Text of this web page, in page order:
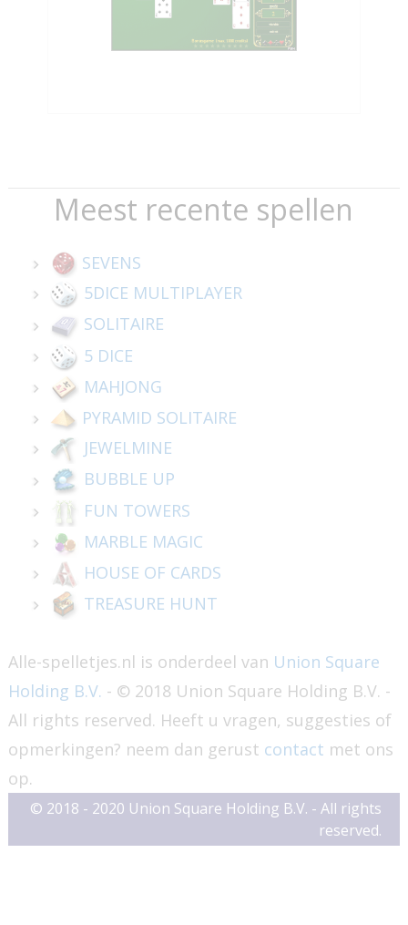
Meest recente spellen
SEVENS
5DICE MULTIPLAYER
SOLITAIRE
5 DICE
MAHJONG
PYRAMID SOLITAIRE
JEWELMINE
BUBBLE UP
FUN TOWERS
MARBLE MAGIC
HOUSE OF CARDS
TREASURE HUNT
Alle-spelletjes.nl is onderdeel van Union Square
Holding B.V. - © 2018 Union Square Holding B.V. -
All rights reserved. Heeft u vragen, suggesties of
opmerkingen? neem dan gerust contact met ons
op.
© 2018 - 2020 Union Square Holding B.V. - All rights
reserved.